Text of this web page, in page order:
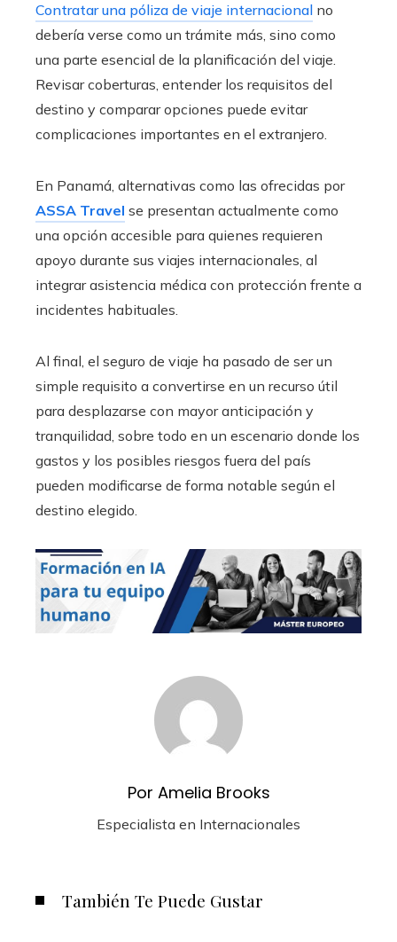
Contratar una póliza de viaje internacional no
debería verse como un trámite más, sino como
una parte esencial de la planificación del viaje.
Revisar coberturas, entender los requisitos del
destino y comparar opciones puede evitar
complicaciones importantes en el extranjero.
En Panamá, alternativas como las ofrecidas por
ASSA Travel se presentan actualmente como
una opción accesible para quienes requieren
apoyo durante sus viajes internacionales, al
integrar asistencia médica con protección frente a
incidentes habituales.
Al final, el seguro de viaje ha pasado de ser un
simple requisito a convertirse en un recurso útil
para desplazarse con mayor anticipación y
tranquilidad, sobre todo en un escenario donde los
gastos y los posibles riesgos fuera del país
pueden modificarse de forma notable según el
destino elegido.
Por Amelia Brooks
Especialista en Internacionales
También Te Puede Gustar